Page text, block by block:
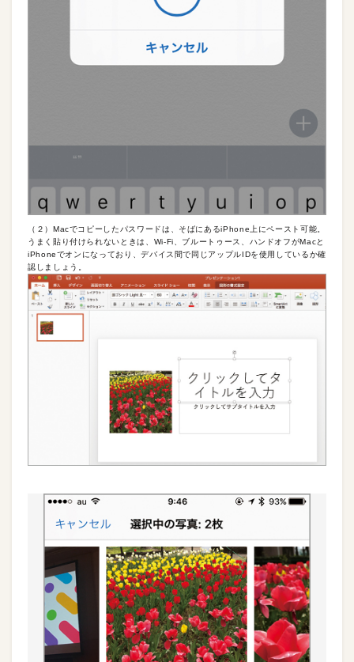
（２）Macでコピーしたパスワードは、そばにあるiPhone上にペースト可能。
うまく貼り付けられないときは、Wi-Fi、ブルートゥース、ハンドオフがMacと
iPhoneでオンになっており、デバイス間で同じアップルIDを使用しているか確
認しましょう。